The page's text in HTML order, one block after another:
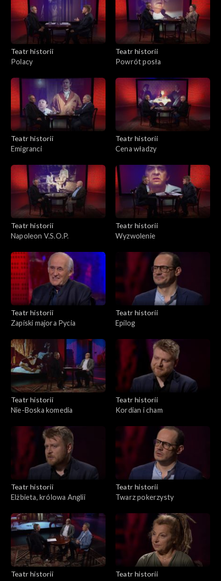
Teatr historii
Polacy
Teatr historii
Powrót posła
Teatr historii
Emigranci
Teatr historii
Cena władzy
Teatr historii
Napoleon V.S.O.P.
Teatr historii
Wyzwolenie
Teatr historii
Zapiski majora Pycia
Teatr historii
Epilog
Teatr historii
Nie-Boska komedia
Teatr historii
Kordian i cham
Teatr historii
Elżbieta, królowa Anglii
Teatr historii
Twarz pokerzysty
Teatr historii
Teatr historii